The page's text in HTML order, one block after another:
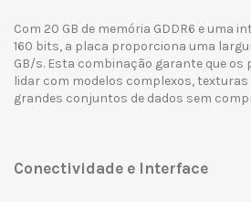
Com 20 GB de memória GDDR6 e uma
160 bits, a placa proporciona uma
GB/s. Esta combinação garante que
lidar com modelos complexos,
grandes conjuntos de dados sem
Conectividade e Interface